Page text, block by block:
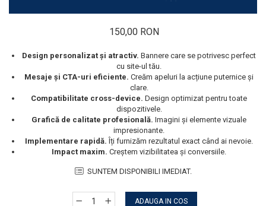
150,00 RON
Design personalizat și atractiv. Bannere care se potrivesc perfect
cu site-ul tău.
Mesaje și CTA-uri eficiente. Creăm apeluri la acțiune puternice și
clare.
Compatibilitate cross-device. Design optimizat pentru toate
dispozitivele.
Grafică de calitate profesională. Imagini și elemente vizuale
impresionante.
Implementare rapidă. Îți furnizăm rezultatul exact când ai nevoie.
Impact maxim. Creștem vizibilitatea și conversiile.
SUNTEM DISPONIBILI IMEDIAT.
ADAUGA IN COS